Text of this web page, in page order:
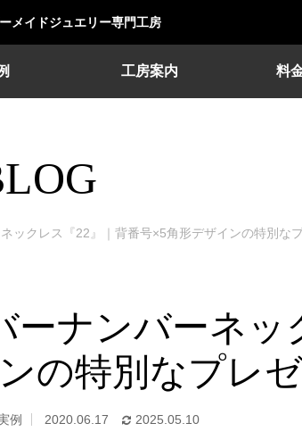
メイドジュエリー専門工房
工房案内 料
ックレス『22』｜背番号×5角形デザインの特別な
ナンバーネッ
の特別なプレ
例 2020.06.17 2025.05.10